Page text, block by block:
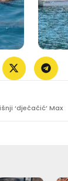
‘dječačić’ Max